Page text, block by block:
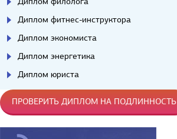
Диплом фитнес-инструктора
Диплом экономиста
Диплом энергетика
Диплом юриста
ПРОВЕРИТЬ ДИПЛОМ НА ПОДЛИННОСТЬ